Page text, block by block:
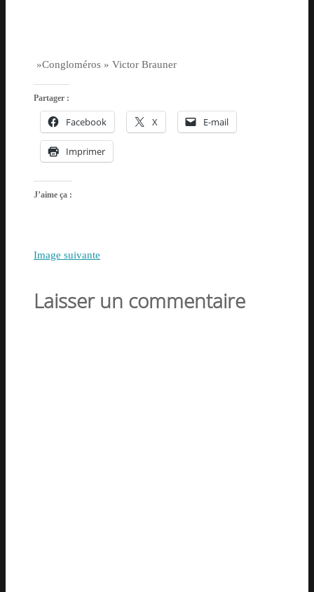
»Congloméros » Victor Brauner
Partager :
Facebook X E-mail
Imprimer
J’aime ça :
Image suivante
Laisser un commentaire